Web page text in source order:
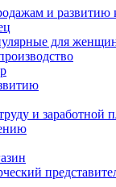
и развитию
для
и заработной